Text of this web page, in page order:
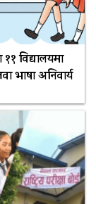
विद्यालयमा
भाषा अनिवार्य